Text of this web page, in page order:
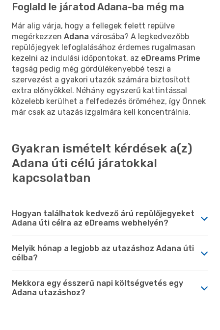
Foglald le járatod Adana-ba még ma
Már alig várja, hogy a fellegek felett repülve
megérkezzen Adana városába? A legkedvezőbb
repülőjegyek lefoglalásához érdemes rugalmasan
kezelni az indulási időpontokat, az eDreams Prime
tagság pedig még gördülékenyebbé teszi a
szervezést a gyakori utazók számára biztosított
extra előnyökkel. Néhány egyszerű kattintással
közelebb kerülhet a felfedezés öröméhez, így Önnek
már csak az utazás izgalmára kell koncentrálnia.
Gyakran ismételt kérdések a(z)
Adana úti célú járatokkal
kapcsolatban
Hogyan találhatok kedvező árú repülőjegyeket
Adana úti célra az eDreams webhelyén?
Melyik hónap a legjobb az utazáshoz Adana úti
célba?
Mekkora egy ésszerű napi költségvetés egy
Adana utazáshoz?